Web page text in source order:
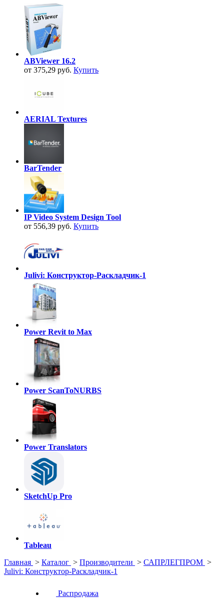
ABViewer 16.2
от 375,29 руб. Купить
AERIAL Textures
BarTender
IP Video System Design Tool
от 556,39 руб. Купить
Julivi: Конструктор-Раскладчик-1
Power Revit to Max
Power ScanToNURBS
Power Translators
SketchUp Pro
Tableau
Главная > Каталог > Производители > САПРЛЕГПРОМ >
Julivi: Конструктор-Раскладчик-1
Распродажа